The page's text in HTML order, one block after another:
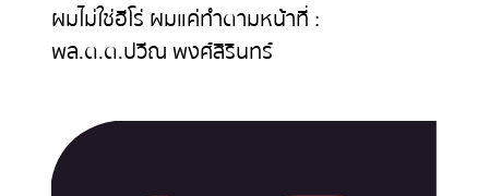
ผมไม่ใช่ฮีโร่ ผมแค่ทำตามหน้าที่ :
พล.ต.ต.ปวีณ พงศ์สิรินทร์